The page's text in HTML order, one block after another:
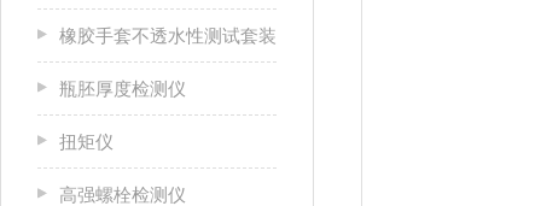
橡胶手套不透水性测试套装
瓶胚厚度检测仪
扭矩仪
高强螺栓检测仪